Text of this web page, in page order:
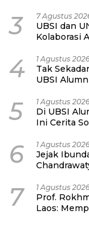
3 7 Agustus
UBSI dan
Kolaborasi
4 1 Agustus 2026
Tak
UBSI
5 1 Agustus 2026
Di UBSI
Ini Cerita
6 1 Agustus 2026
Jejak
7 1 Agustus 2026
Prof. Rokhmin Dahuri
Laos: